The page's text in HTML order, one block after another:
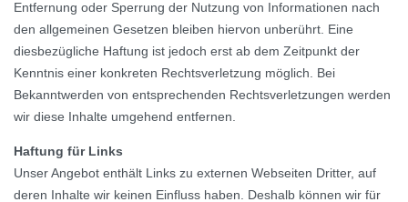
Entfernung oder Sperrung der Nutzung von Informationen nach
den allgemeinen Gesetzen bleiben hiervon unberührt. Eine
diesbezügliche Haftung ist jedoch erst ab dem Zeitpunkt der
Kenntnis einer konkreten Rechtsverletzung möglich. Bei
Bekanntwerden von entsprechenden Rechtsverletzungen werden
wir diese Inhalte umgehend entfernen.
Haftung für Links
Unser Angebot enthält Links zu externen Webseiten Dritter, auf
deren Inhalte wir keinen Einfluss haben. Deshalb können wir für